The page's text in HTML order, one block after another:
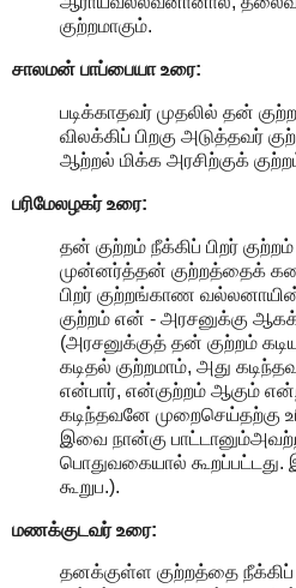
குற்றமாகும்.
சாலமன் பாப்பையா உரை:
படிக்காதவர் முதலில் தன்
விலக்கிப் பிறகு அடுத்தவர்
ஆற்றல் மிக்க அரசிற்குக்
பரிமேலழகர் உரை:
தன் குற்றம் நீக்கிப் பிறர்
முன்னர்த்தன் குற்றத்தைக்
பிறர் குற்றங்காண
குற்றம் என் - அரசனுக்கு
(அரசனுக்குத் தன் குற்றம்
கடிதல் குற்றமாம், அது
என்பார், என்குற்றம் ஆகும்
கடிந்தவனே முறைசெய்தற்கு
இவை நான்கு
பொதுவகையால் கூறப்பட்டது.
கூறுப.).
மணக்குடவர் உரை:
தனக்குள்ள குற்றத்தை நீக்கிப்